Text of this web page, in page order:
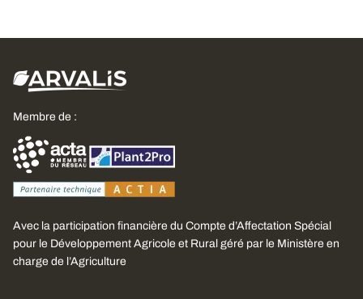
Membre de :
Avec la participation financière du Compte d’Affectation Spécial
pour le Développement Agricole et Rural géré par le Ministère en
charge de l’Agriculture